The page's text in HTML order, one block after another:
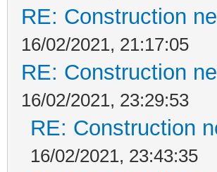
RE: Construction
16/02/2021, 21:17:05
RE: Construction
16/02/2021, 23:29:53
RE: Construction
16/02/2021, 23:43:35